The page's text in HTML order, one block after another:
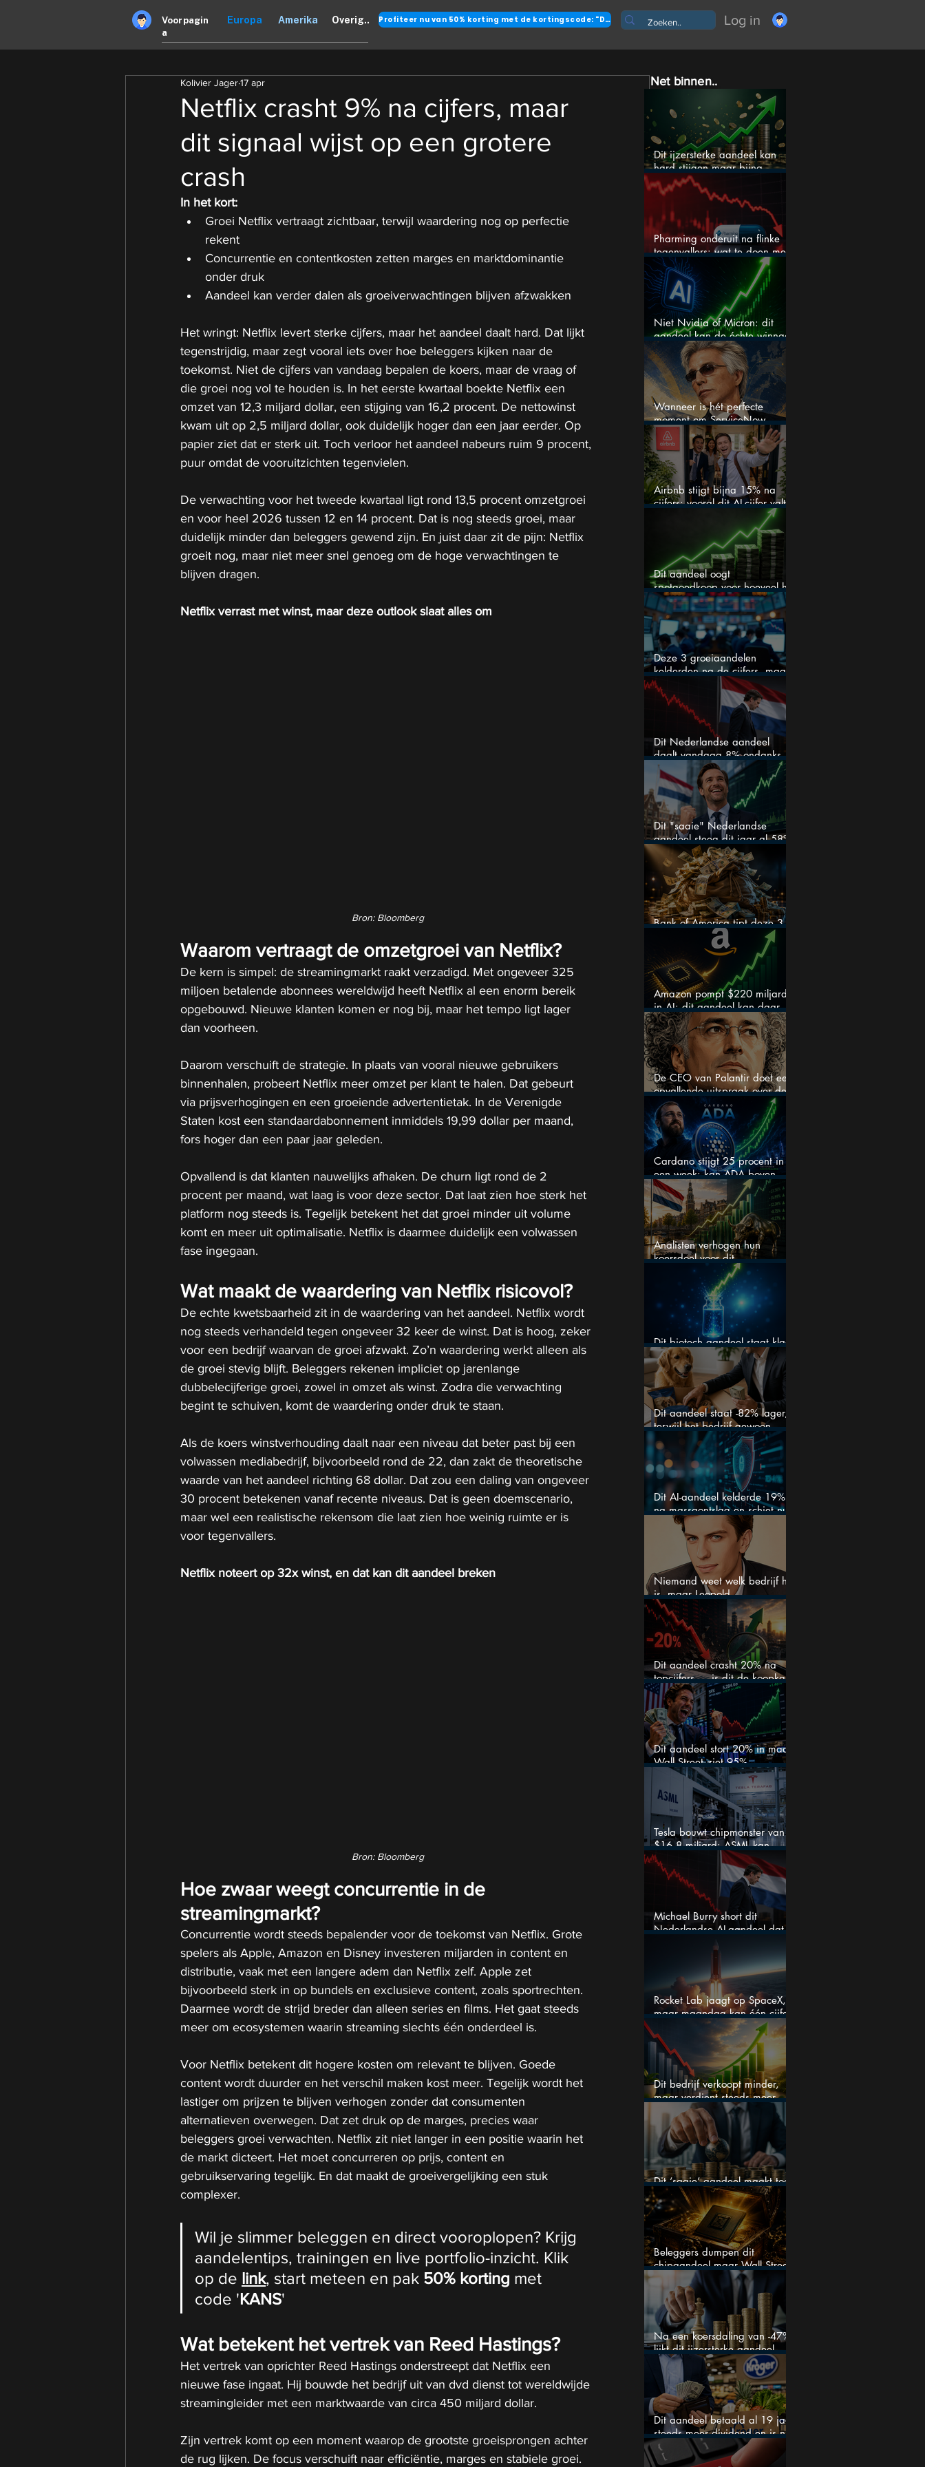
Voorpagin
a
Europa Amerika Overig.. Profiteer nu van 50% korting met de kortingscode: "DANK" Log in
Netflix crasht 9% na cijfers, maar
dit signaal wijst op een grotere
crash
Kolivier Jager17 apr
In het kort:
Groei Netflix vertraagt zichtbaar, terwijl waardering nog op perfectie
rekent
Concurrentie en contentkosten zetten marges en marktdominantie
onder druk
Aandeel kan verder dalen als groeiverwachtingen blijven afzwakken
Het wringt: Netflix levert sterke cijfers, maar het aandeel daalt hard. Dat lijkt
tegenstrijdig, maar zegt vooral iets over hoe beleggers kijken naar de
toekomst. Niet de cijfers van vandaag bepalen de koers, maar de vraag of
die groei nog vol te houden is. In het eerste kwartaal boekte Netflix een
omzet van 12,3 miljard dollar, een stijging van 16,2 procent. De nettowinst
kwam uit op 2,5 miljard dollar, ook duidelijk hoger dan een jaar eerder. Op
papier ziet dat er sterk uit. Toch verloor het aandeel nabeurs ruim 9 procent,
puur omdat de vooruitzichten tegenvielen.
De verwachting voor het tweede kwartaal ligt rond 13,5 procent omzetgroei
en voor heel 2026 tussen 12 en 14 procent. Dat is nog steeds groei, maar
duidelijk minder dan beleggers gewend zijn. En juist daar zit de pijn: Netflix
groeit nog, maar niet meer snel genoeg om de hoge verwachtingen te
blijven dragen.
Netflix verrast met winst, maar deze outlook slaat alles om
Bron: Bloomberg
Waarom vertraagt de omzetgroei van Netflix?
De kern is simpel: de streamingmarkt raakt verzadigd. Met ongeveer 325
miljoen betalende abonnees wereldwijd heeft Netflix al een enorm bereik
opgebouwd. Nieuwe klanten komen er nog bij, maar het tempo ligt lager
dan voorheen.
Daarom verschuift de strategie. In plaats van vooral nieuwe gebruikers
binnenhalen, probeert Netflix meer omzet per klant te halen. Dat gebeurt
via prijsverhogingen en een groeiende advertentietak. In de Verenigde
Staten kost een standaardabonnement inmiddels 19,99 dollar per maand,
fors hoger dan een paar jaar geleden.
Opvallend is dat klanten nauwelijks afhaken. De churn ligt rond de 2
procent per maand, wat laag is voor deze sector. Dat laat zien hoe sterk het
platform nog steeds is. Tegelijk betekent het dat groei minder uit volume
komt en meer uit optimalisatie. Netflix is daarmee duidelijk een volwassen
fase ingegaan.
Wat maakt de waardering van Netflix risicovol?
De echte kwetsbaarheid zit in de waardering van het aandeel. Netflix wordt
nog steeds verhandeld tegen ongeveer 32 keer de winst. Dat is hoog, zeker
voor een bedrijf waarvan de groei afzwakt. Zo’n waardering werkt alleen als
de groei stevig blijft. Beleggers rekenen impliciet op jarenlange
dubbelecijferige groei, zowel in omzet als winst. Zodra die verwachting
begint te schuiven, komt de waardering onder druk te staan.
Als de koers winstverhouding daalt naar een niveau dat beter past bij een
volwassen mediabedrijf, bijvoorbeeld rond de 22, dan zakt de theoretische
waarde van het aandeel richting 68 dollar. Dat zou een daling van ongeveer
30 procent betekenen vanaf recente niveaus. Dat is geen doemscenario,
maar wel een realistische rekensom die laat zien hoe weinig ruimte er is
voor tegenvallers.
Netflix noteert op 32x winst, en dat kan dit aandeel breken
Bron: Bloomberg
Hoe zwaar weegt concurrentie in de
streamingmarkt?
Concurrentie wordt steeds bepalender voor de toekomst van Netflix. Grote
spelers als Apple, Amazon en Disney investeren miljarden in content en
distributie, vaak met een langere adem dan Netflix zelf. Apple zet
bijvoorbeeld sterk in op bundels en exclusieve content, zoals sportrechten.
Daarmee wordt de strijd breder dan alleen series en films. Het gaat steeds
meer om ecosystemen waarin streaming slechts één onderdeel is.
Voor Netflix betekent dit hogere kosten om relevant te blijven. Goede
content wordt duurder en het verschil maken kost meer. Tegelijk wordt het
lastiger om prijzen te blijven verhogen zonder dat consumenten
alternatieven overwegen. Dat zet druk op de marges, precies waar
beleggers groei verwachten. Netflix zit niet langer in een positie waarin het
de markt dicteert. Het moet concurreren op prijs, content en
gebruikservaring tegelijk. En dat maakt de groeivergelijking een stuk
complexer.
Wil je slimmer beleggen en direct vooroplopen? Krijg
aandelentips, trainingen en live portfolio-inzicht. Klik
op de link, start meteen en pak 50% korting met
code 'KANS'
Wat betekent het vertrek van Reed Hastings?
Het vertrek van oprichter Reed Hastings onderstreept dat Netflix een
nieuwe fase ingaat. Hij bouwde het bedrijf uit van dvd dienst tot wereldwijde
streamingleider met een marktwaarde van circa 450 miljard dollar.
Zijn vertrek komt op een moment waarop de grootste groeisprongen achter
de rug lijken. De focus verschuift naar efficiëntie, marges en stabiele groei.
Net binnen..
Dit ijzersterke aandeel kan
hard stijgen maar bijna
niemand kijkt
Pharming onderuit na flinke
tegenvallers: wat te doen met
het aandeel?
Niet Nvidia of Micron: dit
aandeel kan de échte winnaar
van de AI-race worden
Wanneer is hét perfecte
moment om ServiceNow
aandelen te kopen?
Airbnb stijgt bijna 15% na
cijfers: vooral dit AI-cijfer valt
Dit aandeel oogt
spotgoedkoop voor hoeveel het
kan stijgen
Deze 3 groeiaandelen
kelderden na de cijfers, maar
één is mijn duidelijke favoriet
Dit Nederlandse aandeel
daalt vandaag 8% ondanks
zeer sterke halfjaarcijfers en
positieve analistenadviezen:
mooie koopkans?
Dit "saaie" Nederlandse
aandeel steeg dit jaar al 58%
en wordt volgens analisten
onderschat
Bank of America tipt deze 3
chipaandelen
Amazon pompt $220 miljard
in AI: dit aandeel kan daar
explosief van profiteren
De CEO van Palantir doet een
opvallende uitspraak over de
beurs
Cardano stijgt 25 procent in
een week: kan ADA boven
$0,20 blijven?
Analisten verhogen hun
koersdoel voor dit
Nederlandse aandeel — maar
is het al te laat om in te
stappen?
Dit biotech aandeel staat klaar
voor een flinke rally
Dit aandeel staat -82% lager,
terwijl het bedrijf gewoon
groeit
Dit AI-aandeel kelderde 19%
na massaontslag en schiet nu
15% omhoog
Niemand weet welk bedrijf het
is, maar Leopold
Aschenbrenner zet er nu $500
miljoen op
Dit aandeel crasht 20% na
topcijfers — is dit de koopkans
waar beleggers op wachtten?
Dit aandeel stort 20% in maar
Wall Street ziet 95%
koerspotentieel
Tesla bouwt chipmonster van
$16,8 miljard: ASML kan
grote winnaar worden
Michael Burry short dit
Nederlandse AI-aandeel dat
maar liefst 684% groeit
Rocket Lab jaagt op SpaceX,
maar maandag kan één cijfer
de droom doorprikken?
Dit bedrijf verkoopt minder,
maar verdient steeds meer —
hoe lang kan dit sprookje
doorgaan?
Dit ‘saaie’ aandeel maakt toch
bizar veel winst
Beleggers dumpen dit
chipaandeel maar Wall Street
ziet een zeldzame koopkans
Na een koersdaling van -47%
lijkt dit ijzersterke aandeel
aantrekkelijker dan ooit
Dit aandeel betaald al 19 jaar
steeds meer dividend en is nu
goedkoop